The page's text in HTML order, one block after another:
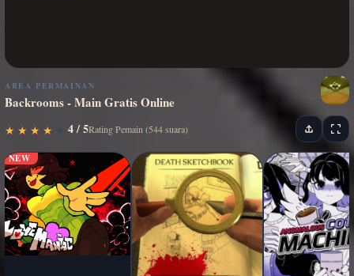
AREA PERMAINAN
Backrooms - Main Gratis Online
★
★ ★
★ ★
★ ★
★ 4 / 5Rating Pemain (544 suara)
NEW